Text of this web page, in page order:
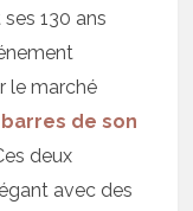
130 ans
le marché
barres de son
deux
avec des